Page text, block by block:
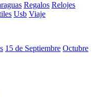
Regalos Relojes
Usb Viaje
15 de Septiembre Octubre